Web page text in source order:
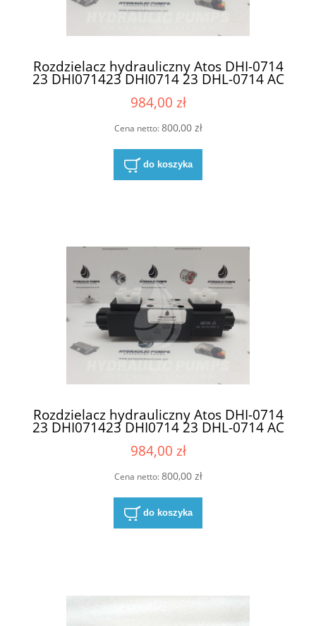
Rozdzielacz hydrauliczny Atos DHI-0714
23 DHI071423 DHI0714 23 DHL-0714 AC
984,00 zł
Cena netto:800,00 zł
do koszyka
Rozdzielacz hydrauliczny Atos DHI-0714
23 DHI071423 DHI0714 23 DHL-0714 AC
230/50/60AC/10
984,00 zł
Cena netto:800,00 zł
do koszyka